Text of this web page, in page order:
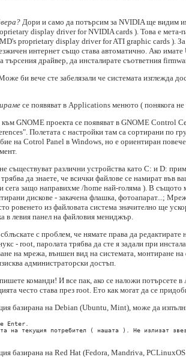
Дори и само да потърсим за NVIDIA ще видим
display driver for NVIDIA cards ). Това е мета-
proprietary display driver for ATI graphic cards ).
интернет също става автоматично. Ако
търсения драйвер, да инсталирате съответния
би вече сте забелязали че системата изглежда
се появяват в Applications менюто ( понякога
към GNOME проекта се появяват в GNOME Control
Полетата с настройки там са сортирани по
на Cotrol Panel в Windows, но е ориентиран
съществуват различни устройства като C: и D:
трябва да знаете, че всички файлове се намират
сега защо направихме /home най-голяма ). В
дискове - закачена флашка, фотоапарат...;
ровенето из файловата система значително ще
в левия панел на файловия мениджър.
с проблем, че нямате права да
- root, паролата трябва да сте я задали при
на мрежа, външен вид на системата, монтиране
администраторски достъп.
команди! И все пак, ако се наложи потърсете
често става през root. Ето как могат да се
базирана на Debian (Ubuntu, Mint), може да
Enter.
на текущия потребител ( нашата ). Не излизат
базирана на Red Hat (Fedora, Mandriva,